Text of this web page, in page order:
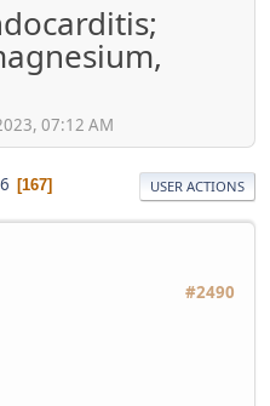
07:12 AM
167 USER ACTIONS
#2490